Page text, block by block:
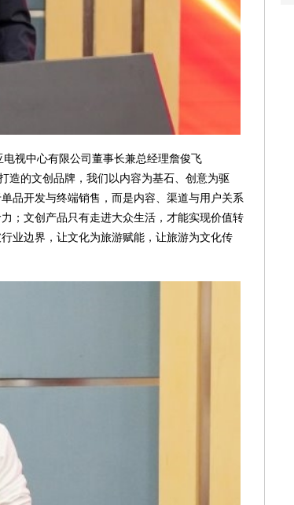
视中心有限公司董事长兼总经理詹俊飞
造的文创品牌，我们以内容为基石、创意为驱
品开发与终端销售，而是内容、渠道与用户关系
；文创产品只有走进大众生活，才能实现价值转
业边界，让文化为旅游赋能，让旅游为文化传